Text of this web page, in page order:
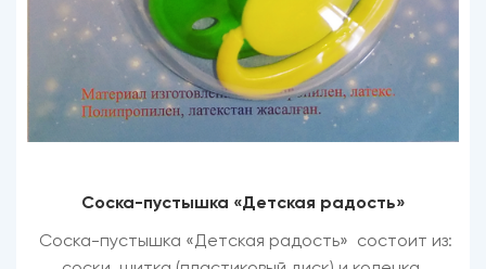
Соска-пустышка «Детская радость»
Соска-пустышка «Детская радость»
состоит из: